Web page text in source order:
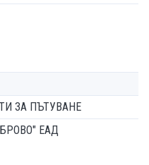
ЗА ПЪТУВАНЕ
ЕАД